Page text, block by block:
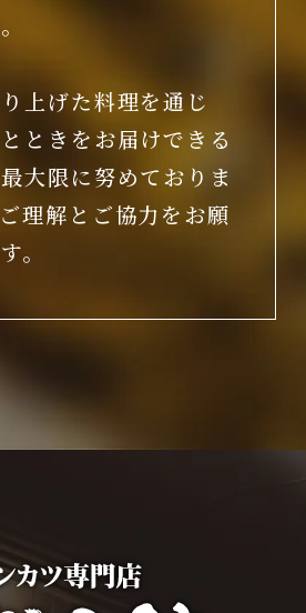
上げた料理を通じ
ときをお届けできる
大限に努めておりま
理解とご協力をお願
。